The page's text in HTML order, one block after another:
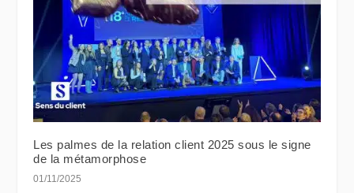
Les palmes de la relation client 2025 sous le signe
de la métamorphose
01/11/2025